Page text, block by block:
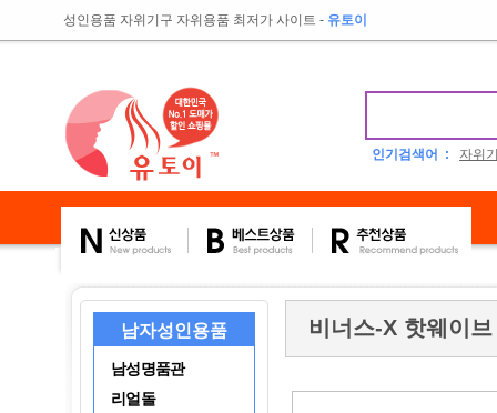
성인용품 자위기구 자위용품 최저가 사이트 - 유토이
인기검색어 : 자위
남자성인용품
남성명품관
리얼돌
비너스-X 핫웨이브